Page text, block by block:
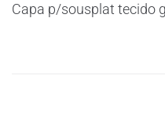
Capa p/sousplat tecido